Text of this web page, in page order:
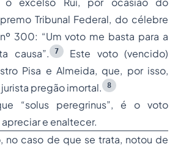
Tribunal Federal, do célebre
nº 300: “Um voto me basta para a
causa”. 7 Este voto (vencido)
Pisa e Almeida, que, por isso,
pregão imortal.
8
“solus peregrinus”, é o voto
e enaltecer.
no caso de que se trata, notou de